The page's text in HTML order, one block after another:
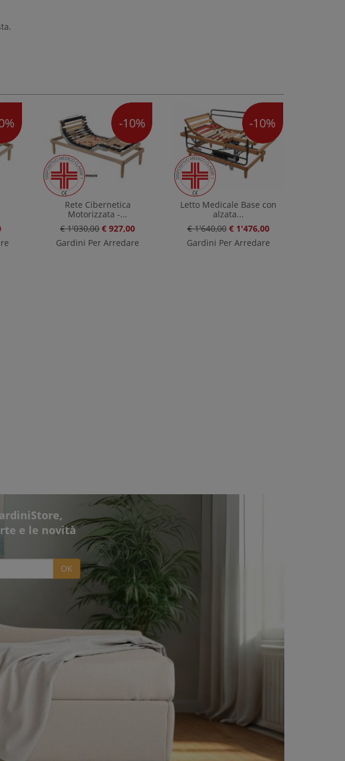
-10%
Rete Cibernetica
Motorizzata -...
€ 1'030,00 € 927,00
Gardini Per Arredare
-10%
Letto Medicale Base con
alzata...
€ 1'640,00 € 1'476,00
Gardini Per Arredare
e le novità
OK